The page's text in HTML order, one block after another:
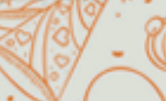
assim como
chá de
dentre outros.
receber a sua visita